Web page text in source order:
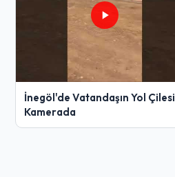
İnegöl'de Vatandaşın Yol Çilesi
Kamerada